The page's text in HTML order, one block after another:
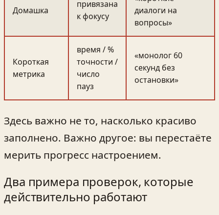
Домашка
привязана
к фокусу
диалоги на
вопросы»
Короткая
метрика
время / %
точности /
число
пауз
«монолог 60
секунд без
остановки»
Здесь важно не то, насколько красиво
заполнено. Важно другое: вы перестаёте
мерить прогресс настроением.
Два примера проверок, которые
действительно работают